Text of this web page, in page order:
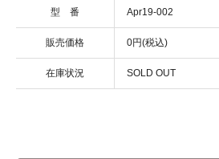
型 番 Apr19-002
販売価格 0円(税込)
在庫状況 SOLD OUT